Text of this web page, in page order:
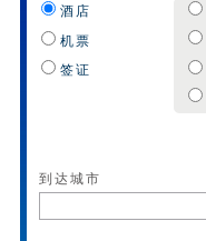
酒店
机票
签证
到达城市